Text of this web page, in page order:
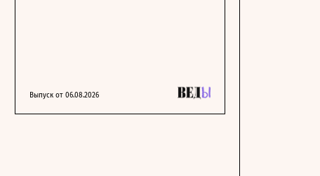
Выпуск от 06.08.2026